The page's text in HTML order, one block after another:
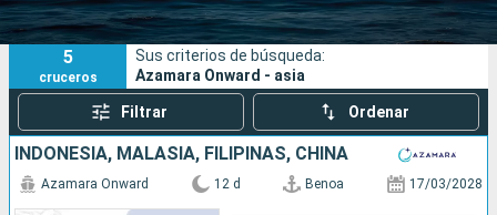
Puertos Compañías
Buscar
5
cruceros
Sus criterios de búsqueda:
Azamara Onward - asia
Filtrar Ordenar
INDONESIA, MALASIA, FILIPINAS, CHINA
Azamara Onward 12 d Benoa 17/03/2028